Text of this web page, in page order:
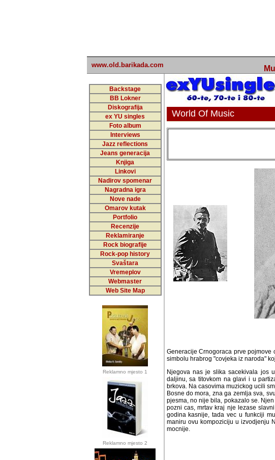
www.old.barikada.com
Backstage
BB Lokner
Diskografija
ex YU singles
Foto album
Interviews
Jazz reflections
Jeans generacija
Knjiga
Linkovi
Nadirov spomenar
Nagradna igra
Nove nade
Omarov kutak
Portfolio
Recenzije
Reklamiranje
Rock biografije
Rock-pop history
Svaštara
Vremeplov
Webmaster
Web Site Map
Reklamno mjesto 1
Reklamno mjesto 2
World Of Music
Generacije Crnogoraca prve
simbolu hrabrog "covjeka iz naroda"
Njegova nas je slika sacekivala jos u
sa titovkom na glavi i u partizanskoj
casovima muzickog ucili smo odu
mora, zna ga zemlja sva, svud se
nije bila, pokazalo se. Njen je autor
mrtav kraj nje lezase slavni
tada vec u funkciji muzickog
kompoziciju u izvodjenju Nene